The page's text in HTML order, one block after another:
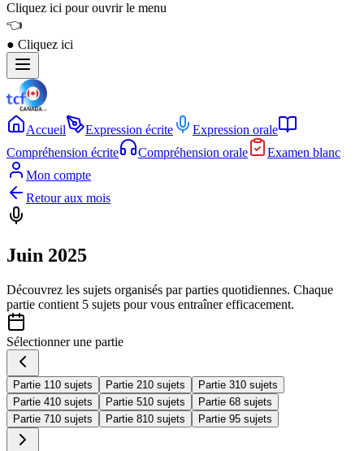
Cliquez ici pour ouvrir le menu
👈
● Cliquez ici
Accueil Expression écrite
Expression orale
Compréhension écrite
Compréhension orale
Examen blanc
Mon compte
Retour aux mois
Juin 2025
Découvrez les sujets organisés par parties quotidiennes. Chaque
partie contient 5 sujets pour vous entraîner efficacement.
Sélectionner une partie
Partie 1 10 sujets Partie 210 sujets Partie 310 sujets
Partie 410 sujets Partie 510 sujets Partie 68 sujets
Partie 710 sujets Partie 810 sujets Partie 95 sujets